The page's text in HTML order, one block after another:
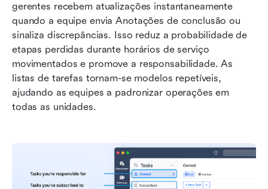
gerentes recebem atualizações instantaneamente
quando a equipe envia Anotações de conclusão ou
sinaliza discrepâncias. Isso reduz a probabilidade de
etapas perdidas durante horários de serviço
movimentados e promove a responsabilidade. As
listas de tarefas tornam-se modelos repetíveis,
ajudando as equipes a padronizar operações em
todas as unidades.